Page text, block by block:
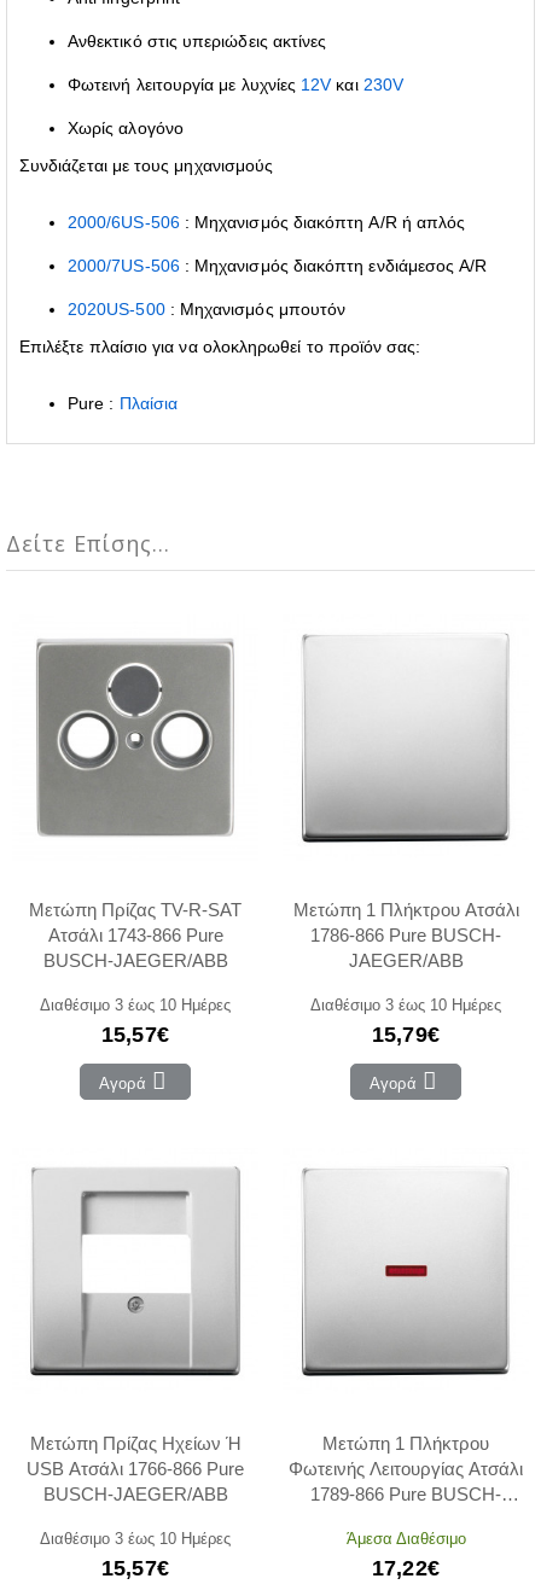
Ανθεκτικό στις υπεριώδεις ακτίνες
Φωτεινή λειτουργία με λυχνίες 12Vκαι 230V
Χωρίς αλογόνο
Συνδιάζεται με τους μηχανισμούς
2000/6US-506: Μηχανισμός διακόπτη A/R ή απλός
2000/7US-506: Μηχανισμός διακόπτη ενδιάμεσος A/R
2020US-500: Μηχανισμός μπουτόν
Επιλέξτε πλαίσιο για να ολοκληρωθεί το προϊόν σας:
Pure : Πλαίσια
Δείτε Επίσης...
Μετώπη Πρίζας TV-R-SAT
Ατσάλι 1743-866 Pure
BUSCH-JAEGER/ABB
Διαθέσιμο 3 έως 10 Ημέρες
15,57€
Αγορά
Μετώπη 1 Πλήκτρου Ατσάλι
1786-866 Pure BUSCH-
JAEGER/ABB
Διαθέσιμο 3 έως 10 Ημέρες
15,79€
Αγορά
Μετώπη Πρίζας Ηχείων Ή
USB Ατσάλι 1766-866 Pure
BUSCH-JAEGER/ABB
Διαθέσιμο 3 έως 10 Ημέρες
15,57€
Μετώπη 1 Πλήκτρου
Φωτεινής Λειτουργίας Ατσάλι
1789-866 Pure BUSCH-
Άμεσα Διαθέσιμο
17,22€